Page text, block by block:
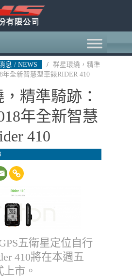
息 / NEWS /
群星環繞，精準
年全新智慧型車錶RIDER 410
精準騎跡：
年全新智慧
410
五衛星定位自行
410將在本週五
上市。